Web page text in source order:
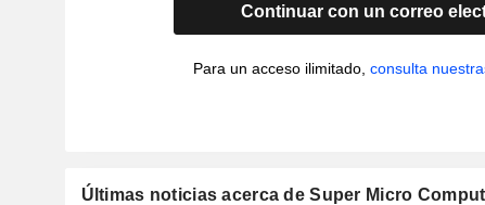
Continuar con un correo
Para un acceso ilimitado, consulta
Últimas noticias acerca de Super Micro